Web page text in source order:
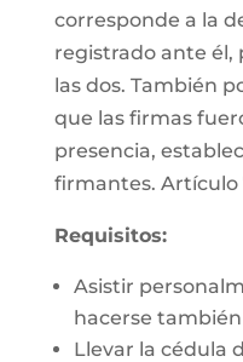
corresponde a la
registrado ante él,
las dos. También
que las firmas
presencia,
firmantes. Artículo
Requisitos:
Asistir
hacerse
Llevar la cédula